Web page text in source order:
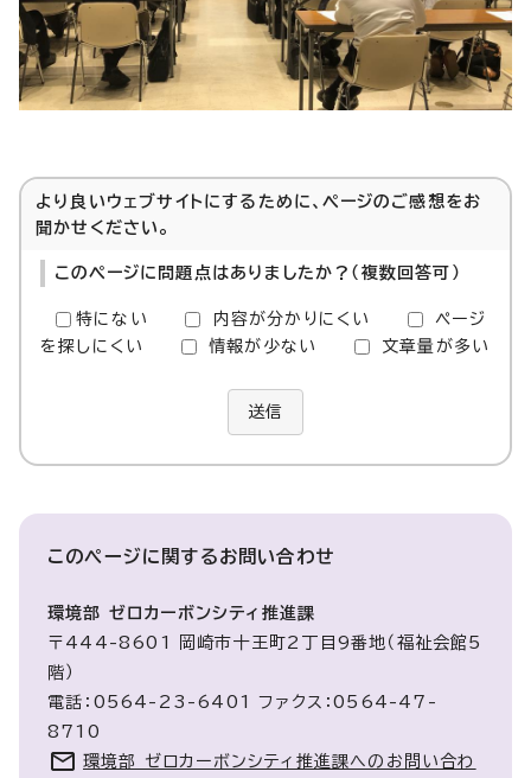
より良いウェブサイトにするために、ページのご感想をお
聞かせください。
このページに問題点はありましたか？（複数回答可）
特にない 内容が分かりにくい
ページ
を探しにくい
情報が少ない 文章量が多い
送信
このページに関するお問い合わせ
環境部 ゼロカーボンシティ推進課
〒444-8601 岡崎市十王町2丁目9番地（福祉会館5
階）
電話：0564-23-6401 ファクス：0564-47-
8710
環境部 ゼロカーボンシティ推進課へのお問い合わ